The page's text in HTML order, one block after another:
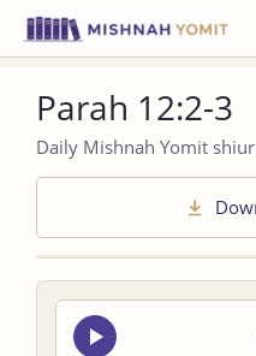
Parah 12:2-3
Daily Mishnah Yomit
Seek
audio